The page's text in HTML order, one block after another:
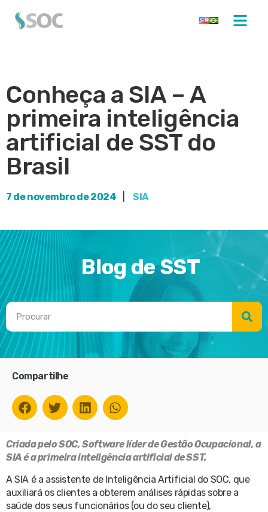
Conheça a SIA – A
primeira inteligência
artificial de SST do
Brasil
7 de novembro de 2024 SIA
Blog de SST
Compartilhe
Criada pelo SOC, Software líder de Gestão Ocupacional, a
SIA é a primeira inteligência artificial de SST.
A SIA é a assistente de Inteligência Artificial do SOC, que
auxiliará os clientes a obterem análises rápidas sobre a
saúde dos seus funcionários (ou do seu cliente),